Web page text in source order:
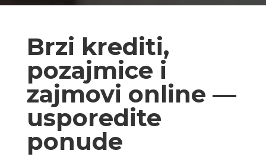
Brzi krediti,
pozajmice i
zajmovi online —
usporedite
ponude